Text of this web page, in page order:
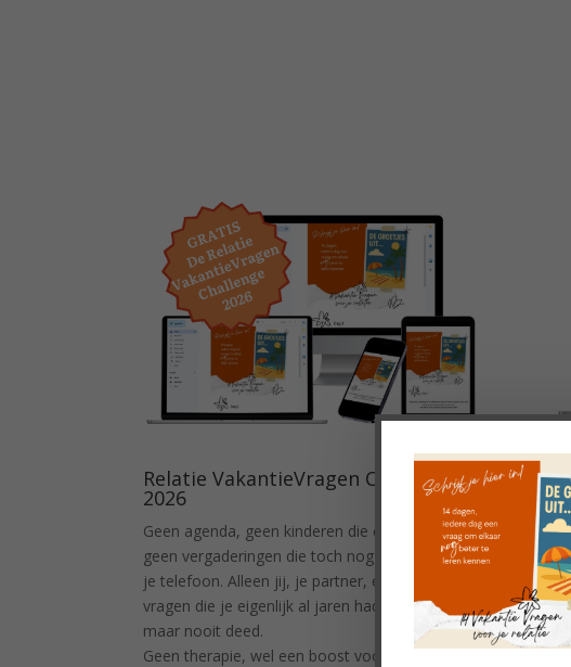
Relatie VakantieVragen Challenge
2026
Geen agenda, geen kinderen die om eten vragen,
geen vergaderingen die toch nog doorlopen op
je telefoon. Alleen jij, je partner, en veertien
vragen die je eigenlijk al jaren had kunnen stellen
maar nooit deed.
Geen therapie, wel een boost voor jullie
In
in